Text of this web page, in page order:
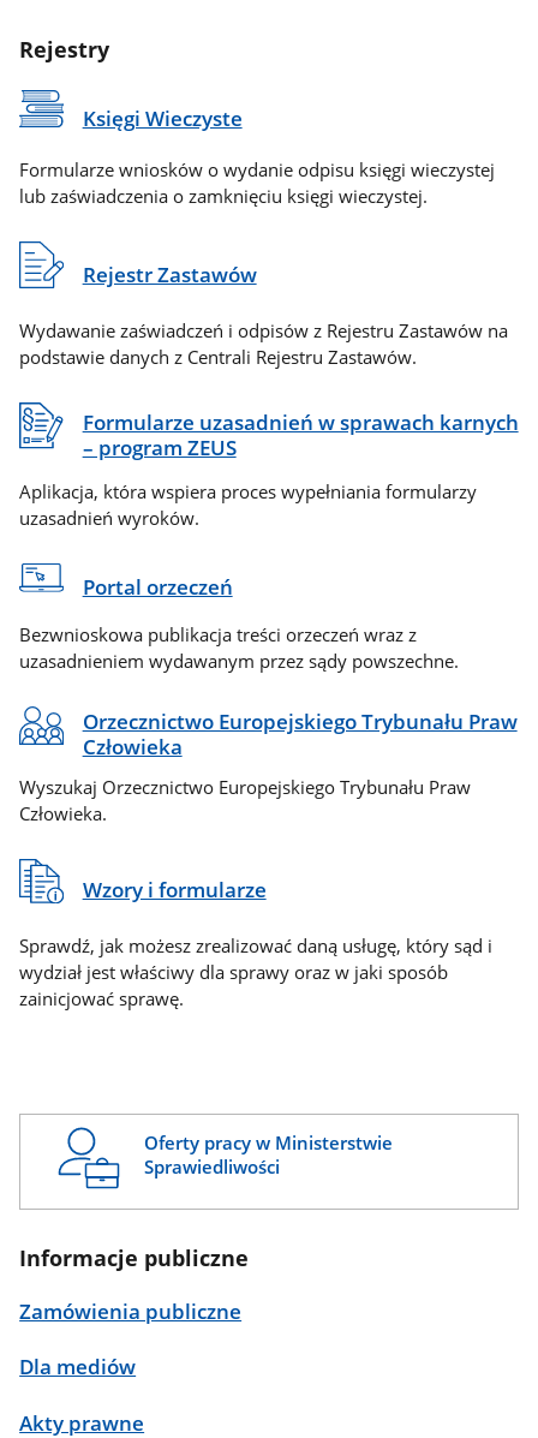
Rejestry
Księgi Wieczyste
Formularze wniosków o wydanie odpisu księgi wieczystej
lub zaświadczenia o zamknięciu księgi wieczystej.
Rejestr Zastawów
Wydawanie zaświadczeń i odpisów z Rejestru Zastawów na
podstawie danych z Centrali Rejestru Zastawów.
Formularze uzasadnień w sprawach karnych
– program ZEUS
Aplikacja, która wspiera proces wypełniania formularzy
uzasadnień wyroków.
Portal orzeczeń
Bezwnioskowa publikacja treści orzeczeń wraz z
uzasadnieniem wydawanym przez sądy powszechne.
Orzecznictwo Europejskiego Trybunału Praw
Człowieka
Wyszukaj Orzecznictwo Europejskiego Trybunału Praw
Człowieka.
Wzory i formularze
Sprawdź, jak możesz zrealizować daną usługę, który sąd i
wydział jest właściwy dla sprawy oraz w jaki sposób
zainicjować sprawę.
Oferty pracy w Ministerstwie
Sprawiedliwości
Informacje publiczne
Zamówienia publiczne
Dla mediów
Akty prawne